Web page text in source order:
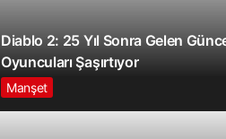
Diablo 2: 25 Yıl Sonra Gelen
Oyuncuları Şaşırtıyor
Manşet